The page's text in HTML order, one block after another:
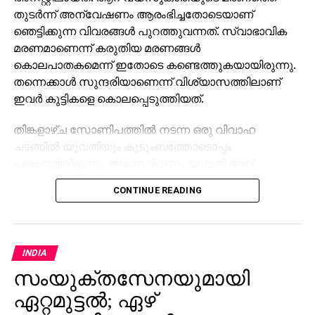
തുടര്‍ന്ന് അന്വേഷണം ആരംഭിച്ചതോടെയാണ്
ഞെട്ടിക്കുന്ന വിവരങ്ങള്‍ പുറത്തുവന്നത്. സ്വാഭാവിക
മരണമാണെന്ന് കരുതിയ മരണങ്ങള്‍
കൊലപാതകമെന്ന് ഇതോടെ കണ്ടെത്തുകയായിരുന്നു.
തന്നെക്കാള്‍ സുന്ദരിയാണെന്ന് വിശ്യാസത്തിലാണ്
ഇവര്‍ കുട്ടികളെ കൊലപ്പെടുത്തിയത്.
തിങ്കളാഴ്ച സോണിപത്തില്‍ നടന്ന ഒരു വിവാഹ
ചടങ്ങില്‍ യുവതിയും കുടുംബത്തോടൊപ്പം
വയസ്സുകാരിയായ വിധി എന്ന കുട്ടിയെ വാട്ടര്‍ ടബ്ബില്‍
മുക്കിക്കൊലപ്പെടുത്തുകയായിരുന്നു.
പൊലീസ് പറയുന്നതനുസരിച്ച്, പൂനം 2023 ല്‍ തന്റെ
മകന്‍ ഉള്‍പ്പെടെ മൂന്ന് കുട്ടികളെ
കൊലപ്പെടുത്തിയിരുന്നു. മൂന്നുപേരെയും ഒരേ രീതിയില്‍
വെള്ളത്തില്‍ മുക്കിക്കൊല്ലുകയായിരുന്നു.
പാനിപ്പത്തിലെ ഒരു ബന്ധുവിന്റെ വിവാഹത്തില്‍
CONTINUE READING
INDIA
സംയുക്തസേനയുമായി
ഏറ്റമുട്ടല്‍; ഏഴ്